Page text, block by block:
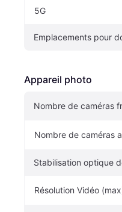
5G
Emplacements pour
Appareil photo
Nombre de caméras
Nombre de caméras
Stabilisation optique
Résolution Vidéo